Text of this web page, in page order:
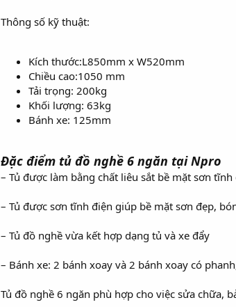
Thông số kỹ thuật:
Kích thước:L850mm x W520mm
Chiều cao:1050 mm
Tải trọng: 200kg
Khối lượng: 63kg
Bánh xe: 125mm
Đặc điểm tủ đồ nghề 6 ngăn tại Npro
– Tủ được làm bằng chất liêu sắt bề mặt sơn
– Tủ được sơn tĩnh điện giúp bề mặt sơn đẹp,
– Tủ đồ nghề vừa kết hợp dạng tủ và xe đẩy
– Bánh xe: 2 bánh xoay và 2 bánh xoay có
Tủ đồ nghề 6 ngăn phù hợp cho việc sửa chữa,